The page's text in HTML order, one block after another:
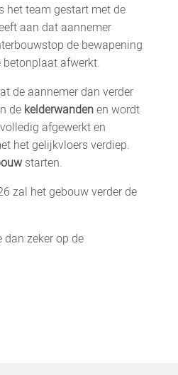
het team gestart met de
aan dat aannemer
de bewapening
afwerkt.
de aannemer dan verder
de kelderwandenen wordt
afgewerkt en
het gelijkvloers verdiep.
starten.
zal het gebouw verder de
dan zeker op de